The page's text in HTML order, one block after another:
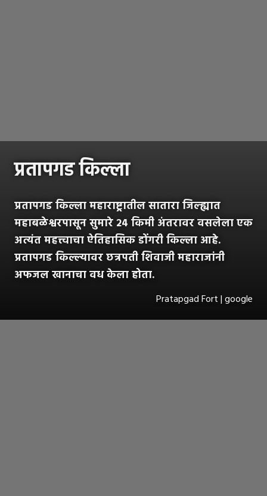
प्रतापगड किल्ला
प्रतापगड किल्ला महाराष्ट्रातील सातारा जिल्ह्यात
महाबळेश्वरपासून सुमारे २४ किमी अंतरावर वसलेला एक
अत्यंत महत्त्वाचा ऐतिहासिक डोंगरी किल्ला आहे.
प्रतापगड किल्ल्यावर छत्रपती शिवाजी महाराजांनी
अफजल खानाचा वध केला होता.
Pratapgad Fort | google